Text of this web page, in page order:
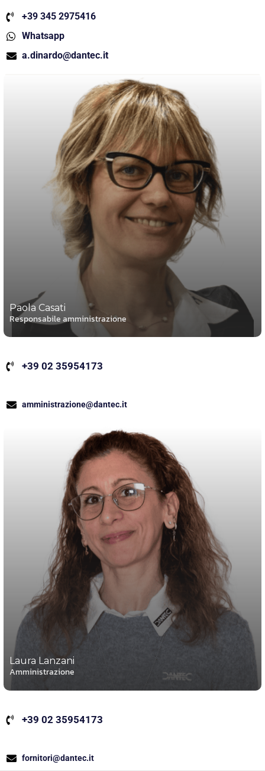
+39 345 2975416
Whatsapp
a.dinardo@dantec.it
Paola Casati
Responsabile amministrazione
+39 02 35954173
amministrazione@dantec.it
Laura Lanzani
Amministrazione
+39 02 35954173
fornitori@dantec.it